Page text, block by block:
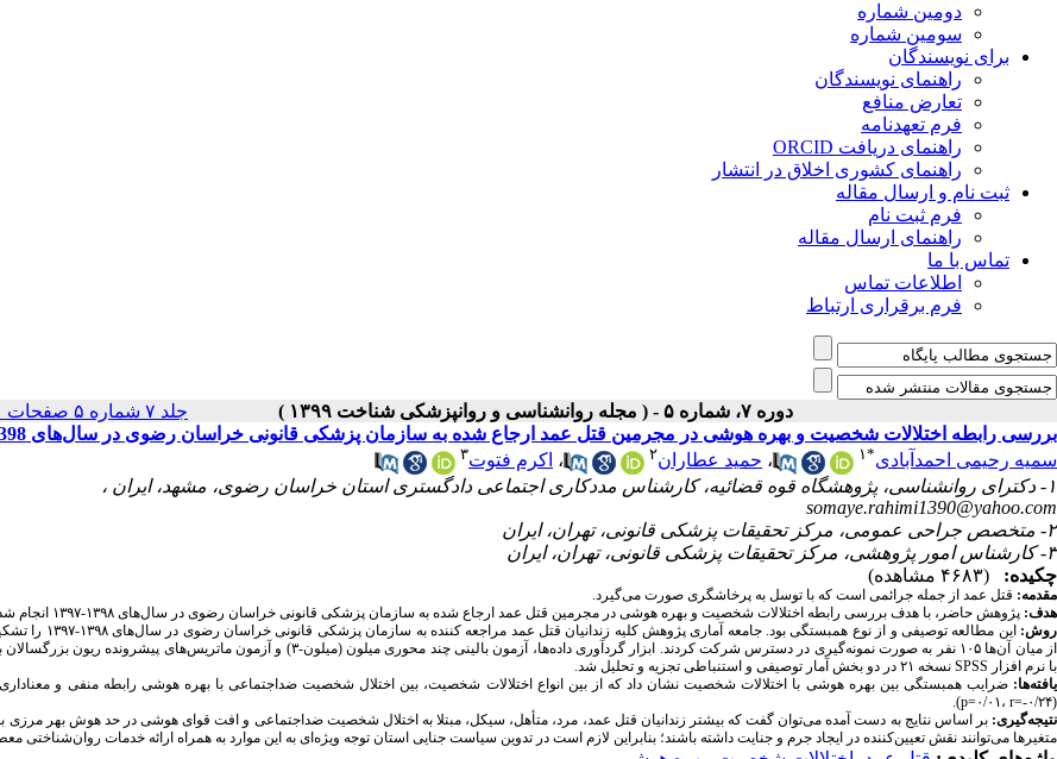
دومین شماره
سومین شماره
برای نویسندگان
راهنمای نویسندگان
تعارض منافع
فرم تعهدنامه
راهنمای دریافت ORCID
راهنمای کشوری اخلاق در انتشار
ثبت نام و ارسال مقاله
فرم ثبت نام
راهنمای ارسال مقاله
تماس با ما
اطلاعات تماس
فرم برقراری ارتباط
دوره ۷، شماره ۵ - ( مجله روانشناسی و روانپزشکی شناخت ۱۳۹۹ ) جلد ۷ شماره ۵ صفحات ۵۱-۴۱
بررسی رابطه اختلالات شخصیت و بهره هوشی در مجرمین قتل عمد ارجاع شده به سازمان پزشکی قانونی خراسان رضوی در سال‌های 1398-1397
سمیه رحیمی احمدآبادی*۱ ، حمید عطاران۲ ، اکرم فتوت۳
۱- دکترای روانشناسی، پژوهشگاه قوه قضائیه، کارشناس مددکاری اجتماعی دادگستری استان خراسان رضوی، مشهد، ایران ،
somaye.rahimi1390@yahoo.com
۲- متخصص جراحی عمومی، مرکز تحقیقات پزشکی قانونی، تهران، ایران
۳- کارشناس امور پژوهشی، مرکز تحقیقات پزشکی قانونی، تهران، ایران
چکیده:
(۴۶۸۳ مشاهده)
مقدمه: قتل عمد از جمله جرائمی است که با توسل به پرخاشگری صورت می‌گیرد.
هدف: پژوهش حاضر، با هدف بررسی رابطه اختلالات شخصیت و بهره هوشی در مجرمین قتل عمد ارجاع شده به سازمان پزشکی قانونی خراسان رضوی در سال‌های ۱۳۹۸-۱۳۹۷ انجام شد.
روش:
این مطالعه توصیفی و از نوع همبستگی بود. جامعه آماری پژوهش
از میان آن‌ها ۱۰۵ نفر به ‌صورت نمونه‌گیری در دسترس شرکت کردند. ابزار گردآوری داده‌ها، آزمون بالینی چند محوری میلون (میلون-۳) و آزمون ماتریس‌های
با نرم افزار SPSS نسخه ۲۱ در دو بخش آمار توصیفی و استنباطی تجزیه و تحلیل شد.
یافته‌ها: ضرایب همبستگی بین بهره هوشی با اختلالات شخصیت نشان داد که از بین انواع اختلالات شخصیت، بین اختلال شخصیت ضداجتماعی با بهره هوشی رابطه منفی و معناداری
(
p=۰/۰۱، r=-۰/۲۴).
نتیجه‌گیری: بر اساس نتایج به دست آمده می‌توان گفت که بیشتر زندانیان قتل عمد، مرد، متأهل، سیکل، مبتلا به اختلال شخصیت ضداجتماعی و افت قوای هوشی در حد هوش ‌بهر مرزی
متغیرها می‌توانند نقش تعیین‌کننده در ایجاد جرم و جنایت داشته باشند؛ بنابراین لازم است در تدوین سیاست جنایی استان توجه ویژه‌ای به این موارد به همراه ارائه خدمات روان‌شناختی